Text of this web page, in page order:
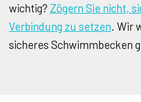
wichtig? Zögern Sie nicht,
Verbindung zu setzen. Wir
sicheres Schwimmbecken